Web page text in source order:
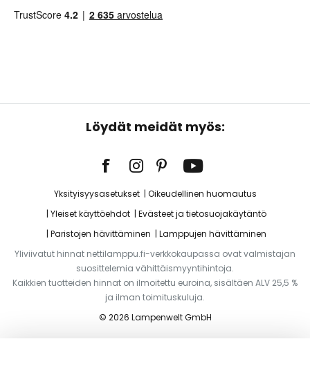
Löydät meidät myös:
Yksityisyysasetukset
Oikeudellinen huomautus
Yleiset käyttöehdot
Evästeet ja tietosuojakäytäntö
Paristojen hävittäminen
Lamppujen hävittäminen
Yliviivatut hinnat nettilamppu.fi-verkkokaupassa ovat valmistajan
suosittelemia vähittäismyyntihintoja.
Kaikkien tuotteiden hinnat on ilmoitettu euroina, sisältäen ALV 25,5 %
ja ilman toimituskuluja.
© 2026 Lampenwelt GmbH